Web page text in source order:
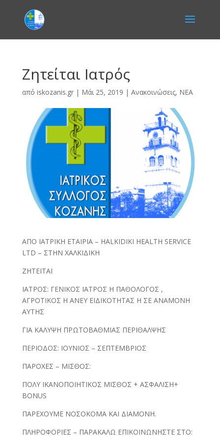
Ζητείται Ιατρός
από iskozanis.gr| Μάι 25, 2019 | Ανακοινώσεις, ΝΕΑ
ΑΠΟ ΙΑΤΡΙΚΗ ΕΤΑΙΡΙΑ – HALKIDIKI HEALTH SERVICE
LTD – ΣΤΗΝ ΧΑΛΚΙΔΙΚΗ
ΖΗΤΕΙΤΑΙ
ΙΑΤΡΟΣ: ΓΕΝΙΚΟΣ ΙΑΤΡΟΣ Η ΠΑΘΟΛΟΓΟΣ ,
ΑΓΡΟΤΙΚΟΣ Η ΑΝΕΥ ΕΙΔΙΚΟΤΗΤΑΣ Η ΣΕ ΑΝΑΜΟΝΗ
ΑΥΤΗΣ
ΓΙΑ ΚΑΛΥΨΗ ΠΡΩΤΟΒΑΘΜΙΑΣ ΠΕΡΙΘΑΛΨΗΣ
ΠΕΡΙΟΔΟΣ: ΙΟΥΝΙΟΣ – ΣΕΠΤΕΜΒΡΙΟΣ
ΠΑΡΟΧΕΣ – ΜΙΣΘΟΣ:
ΠΟΛΥ ΙΚΑΝΟΠΟΙΗΤΙΚΟΣ ΜΙΣΘΟΣ + ΑΣΦΑΛΙΣΗ+
BONUS
ΠΑΡΕΧΟΥΜΕ ΝΟΣΟΚΟΜΑ ΚΑΙ ΔΙΑΜΟΝΗ.
ΠΛΗΡΟΦΟΡΙΕΣ – ΠΑΡΑΚΑΛΩ ΕΠΙΚΟΙΝΩΝΗΣΤΕ ΣΤΟ: